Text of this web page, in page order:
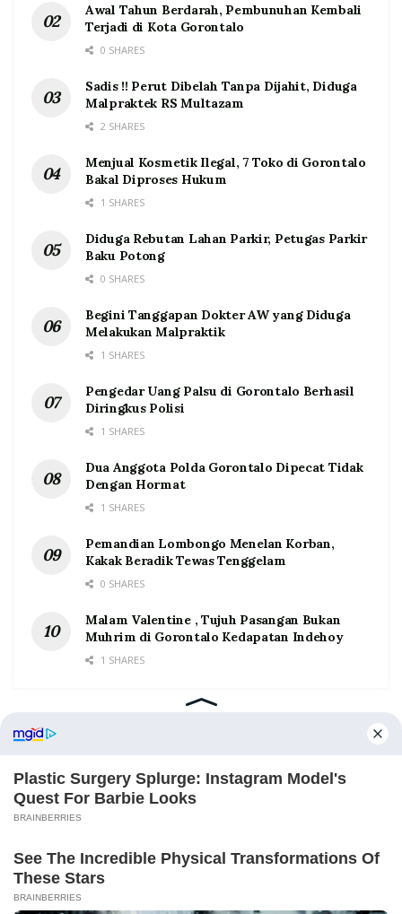
Awal Tahun Berdarah, Pembunuhan Kembali
Terjadi di Kota Gorontalo
0 SHARES
Sadis !! Perut Dibelah Tanpa Dijahit, Diduga
Malpraktek RS Multazam
2 SHARES
Menjual Kosmetik Ilegal, 7 Toko di Gorontalo
Bakal Diproses Hukum
1 SHARES
Diduga Rebutan Lahan Parkir, Petugas Parkir
Baku Potong
0 SHARES
Begini Tanggapan Dokter AW yang Diduga
Melakukan Malpraktik
1 SHARES
Pengedar Uang Palsu di Gorontalo Berhasil
Diringkus Polisi
1 SHARES
Dua Anggota Polda Gorontalo Dipecat Tidak
Dengan Hormat
1 SHARES
Pemandian Lombongo Menelan Korban,
Kakak Beradik Tewas Tenggelam
0 SHARES
Malam Valentine , Tujuh Pasangan Bukan
Muhrim di Gorontalo Kedapatan Indehoy
1 SHARES
Home Tentang Kontak Redaksi Pedoman Media Siber
©2026 Prosesnews.id. All Rights Reserved.